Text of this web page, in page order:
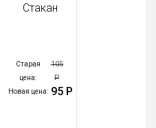
Стакан
Старая
цена:
105
Р
Новая цена: 95 Р